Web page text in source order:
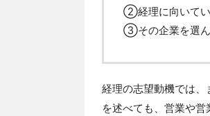
②経理に向いてい
③その企業を選ん
経理の志望動機では
を述べても、営業や営